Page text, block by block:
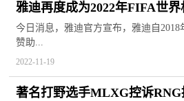
雅迪再度成为2022年FIFA世
供全球影响力
今日消息，雅迪官方宣布，雅迪自
赞助...
2022-11-19
著名打野选手MLXG控诉RNG